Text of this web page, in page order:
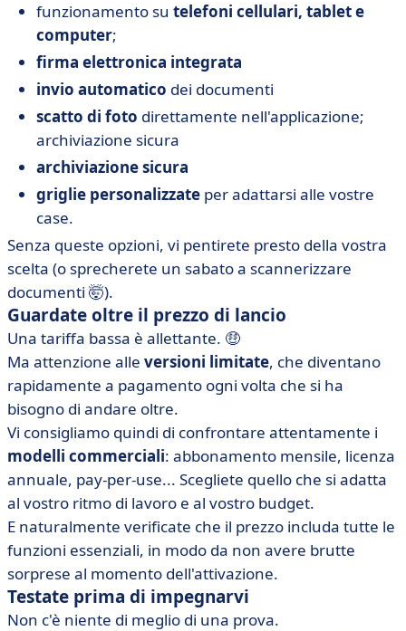
funzionamento su telefoni cellulari, tablet e
computer;
firma elettronica integrata
invio automatico dei documenti
scatto di foto direttamente nell'applicazione;
archiviazione sicura
archiviazione sicura
griglie personalizzate per adattarsi alle vostre
case.
Senza queste opzioni, vi pentirete presto della vostra
scelta (o sprecherete un sabato a scannerizzare
documenti 🤯).
Guardate oltre il prezzo di lancio
Una tariffa bassa è allettante. 🤑
Ma attenzione alle versioni limitate, che diventano
rapidamente a pagamento ogni volta che si ha
bisogno di andare oltre.
Vi consigliamo quindi di confrontare attentamente i
modelli commerciali: abbonamento mensile, licenza
annuale, pay-per-use... Scegliete quello che si adatta
al vostro ritmo di lavoro e al vostro budget.
E naturalmente verificate che il prezzo includa tutte le
funzioni essenziali, in modo da non avere brutte
sorprese al momento dell'attivazione.
Testate prima di impegnarvi
Non c'è niente di meglio di una prova.